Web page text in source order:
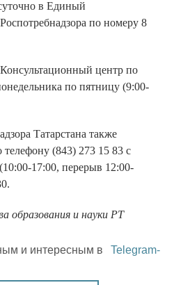
в Единый
по номеру 8
центр по
по пятницу (9:00-
Татарстана также
телефону (843) 273 15 83 с
17:00, перерыв 12:00-
образования и науки РТ
и интересным в
Telegram-